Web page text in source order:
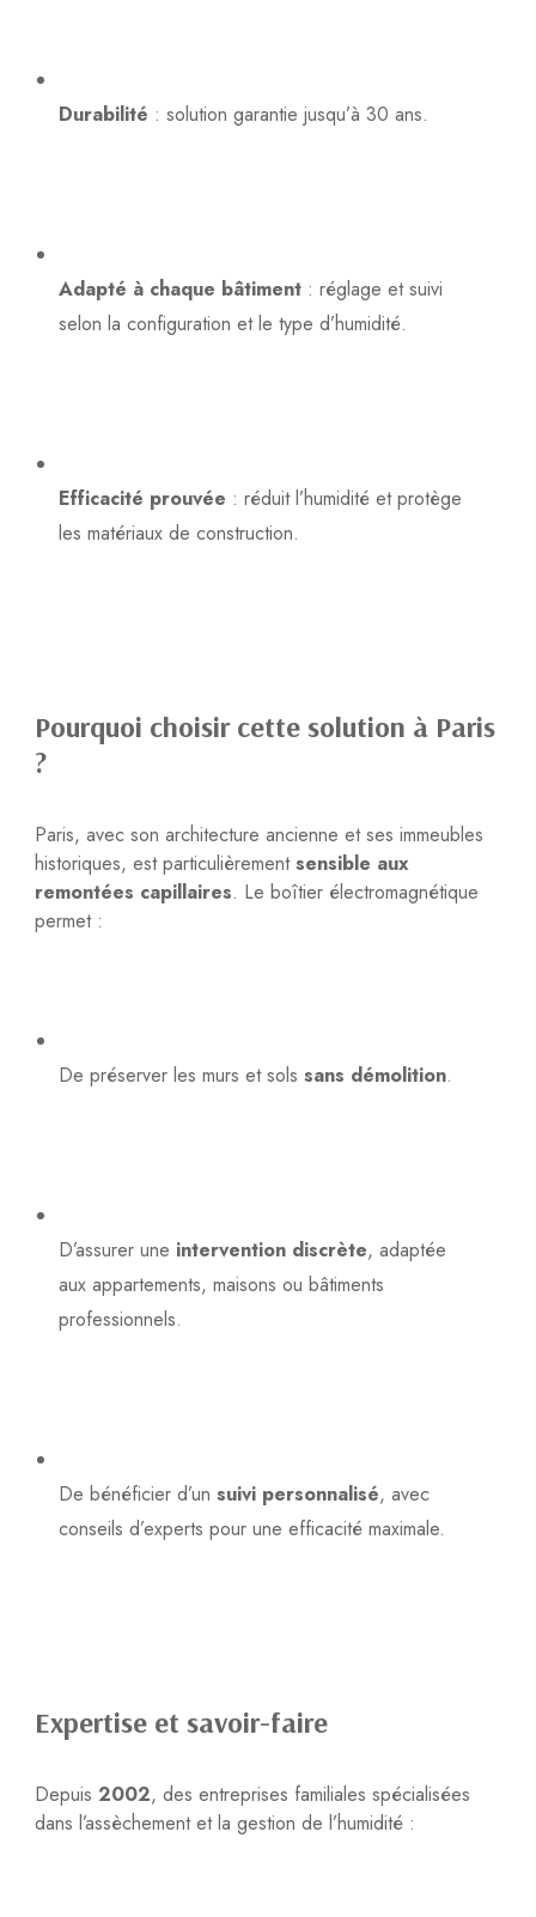
Durabilité : solution garantie jusqu’à 30 ans.
Adapté à chaque bâtiment : réglage et suivi
selon la configuration et le type d’humidité.
Efficacité prouvée : réduit l’humidité et protège
les matériaux de construction.
Pourquoi choisir cette solution à Paris
?
Paris, avec son architecture ancienne et ses immeubles
historiques, est particulièrementsensible aux
remontées capillaires. Le boîtier électromagnétique
permet :
De préserver les murs et solssans démolition.
D’assurer une intervention discrète, adaptée
aux appartements, maisons ou bâtiments
professionnels.
De bénéficier d’unsuivi personnalisé, avec
conseils d’experts pour une efficacité maximale.
Expertise et savoir-faire
Depuis2002, des entreprises familiales spécialisées
dans l’assèchement et la gestion de l’humidité :